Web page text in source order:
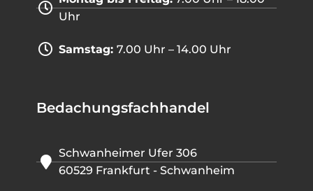
Uhr
Samstag: 7.00 Uhr – 14.00 Uhr
Bedachungsfachhandel
Schwanheimer Ufer 306
60529 Frankfurt - Schwanheim